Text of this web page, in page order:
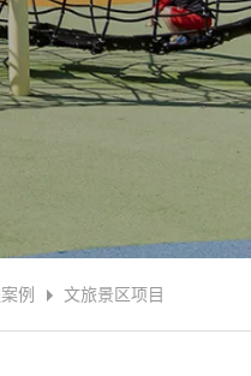
例 文旅景区项目